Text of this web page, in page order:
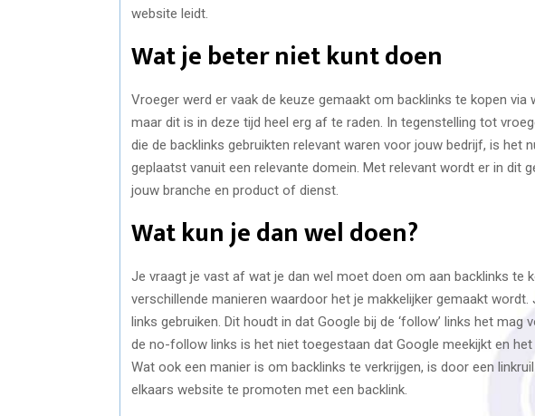
website leidt.
Wat je beter niet kunt doen
Vroeger werd er vaak de keuze gemaakt om backlinks te kopen
maar dit is in deze tijd heel erg af te raden. In tegenstelling tot
die de backlinks gebruikten relevant waren voor jouw bedrijf, is het
geplaatst vanuit een relevante domein. Met relevant wordt er in dit
jouw branche en product of dienst.
Wat kun je dan wel doen?
Je vraagt je vast af wat je dan wel moet doen om aan backlinks te
verschillende manieren waardoor het je makkelijker gemaakt
links gebruiken. Dit houdt in dat Google bij de ‘follow’ links het mag
de no-follow links is het niet toegestaan dat Google meekijkt en
Wat ook een manier is om backlinks te verkrijgen, is door een
elkaars website te promoten met een backlink.